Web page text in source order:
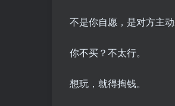
不是你自愿，是对方主动
你不买？不太行。
想玩，就得掏钱。